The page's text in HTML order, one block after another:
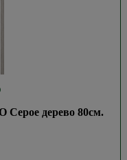
Серое дерево 80см.